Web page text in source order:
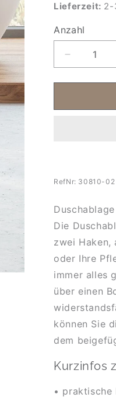
Lieferzeit: 2-
Anzahl
Anzahl
Verringere
die
Menge
RefNr: 30810-02
Die
zwei Haken,
oder Ihre
immer alles
über einen
können Sie
dem
Kurzinfos
• praktische